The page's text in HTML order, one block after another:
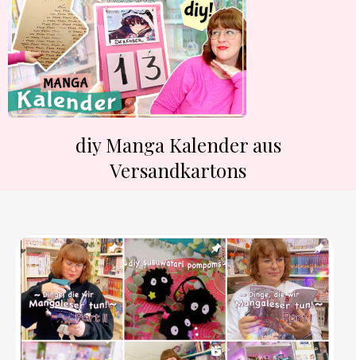
diy Manga Kalender aus
Versandkartons